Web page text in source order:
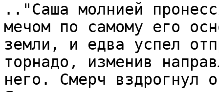
.."Саша молнией
мечом по самому его
земли, и едва успел
торнадо, изменив
него. Смерч вздрогнул